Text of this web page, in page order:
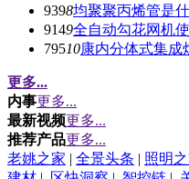
9398均聚聚丙烯管是
9149全自动勾花网机
79510康内分体式集成
更多...
内事更多...
最新视频更多...
推荐产品更多...
老姚之家 | 全景头条 | 照明